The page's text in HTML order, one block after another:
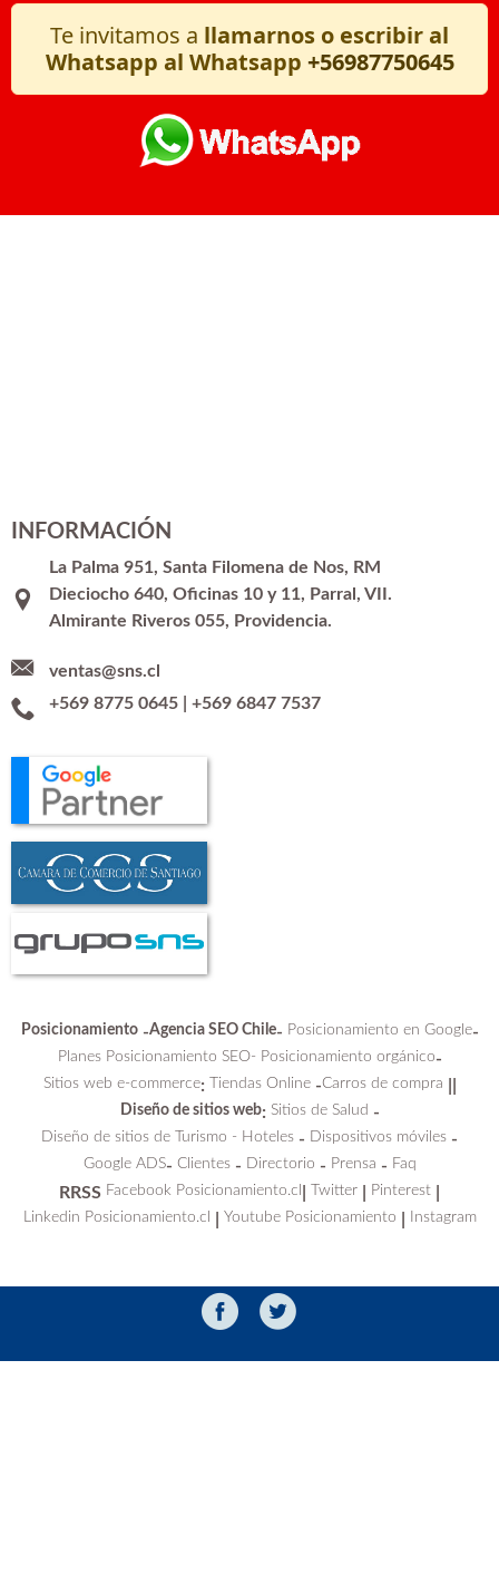
Te invitamos a llamarnos o escribir al
Whatsapp al Whatsapp +56987750645
INFORMACIÓN
La Palma 951, Santa Filomena de Nos, RM
Dieciocho 640, Oficinas 10 y 11, Parral, VII.
Almirante Riveros 055, Providencia.
ventas@sns.cl
+569 8775 0645| +569 6847 7537
Posicionamiento-Agencia SEO Chile- Posicionamiento en Google-
Planes Posicionamiento SEO- Posicionamiento orgánico-
Sitios web e-commerce: Tiendas Online-Carros de compra
Diseño de sitios web: Sitios de Salud -
Diseño de sitios de Turismo - Hoteles - Dispositivos móviles -
Google ADS- Clientes- Directorio - Prensa - Faq
RRSS Facebook Posicionamiento.cl Twitter Pinterest
Linkedin Posicionamiento.cl Youtube Posicionamiento Instagram